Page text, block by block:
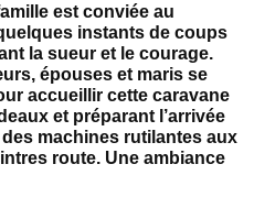
est conviée au
instants de coups
la sueur et le courage.
épouses et maris se
accueillir cette caravane
et préparant l’arrivée
machines rutilantes aux
route. Une ambiance